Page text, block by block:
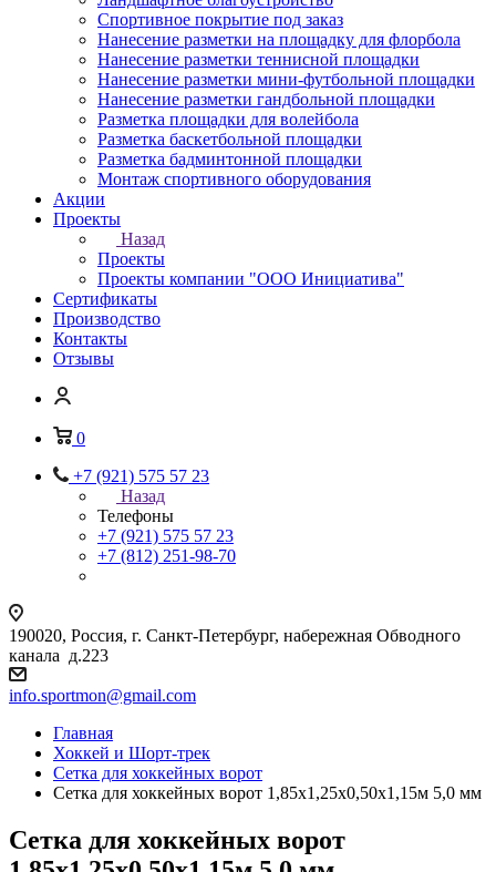
Спортивное покрытие под заказ
Нанесение разметки на площадку для флорбола
Нанесение разметки теннисной площадки
Нанесение разметки мини-футбольной площадки
Нанесение разметки гандбольной площадки
Разметка площадки для волейбола
Разметка баскетбольной площадки
Разметка бадминтонной площадки
Монтаж спортивного оборудования
Акции
Проекты
Назад
Проекты
Проекты компании "ООО Инициатива"
Сертификаты
Производство
Контакты
Отзывы
0
+7 (921) 575 57 23
Назад
Телефоны
+7 (921) 575 57 23
+7 (812) 251-98-70
190020, Россия, г. Санкт-Петербург, набережная Обводного
канала д.223
info.sportmon@gmail.com
Главная
Хоккей и Шорт-трек
Сетка для хоккейных ворот
Сетка для хоккейных ворот 1,85х1,25х0,50х1,15м 5,0 мм
Сетка для хоккейных ворот